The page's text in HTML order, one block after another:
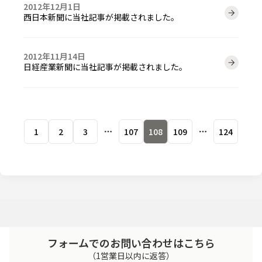
2012年12月1日
西日本新聞に当社記事が掲載されました。
2012年11月14日
日経産業新聞に当社記事が掲載されました。
1 2 3 More pages
107 108 109 More pages
124
フォームでのお問い合わせはこちら
（1営業日以内に返答）